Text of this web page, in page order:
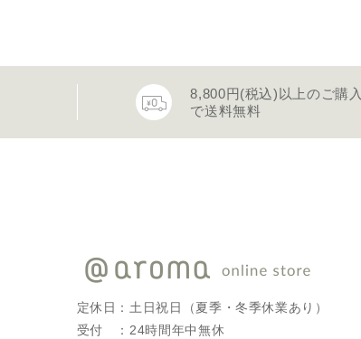
8,800円(税込)以上のご購入
で送料無料
定休日：土日祝日（夏季・冬季休業あり）
受付 ：24時間年中無休